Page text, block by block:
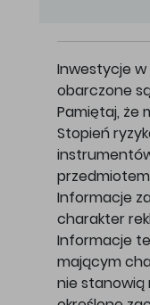
Inwestycje
obarczone
Pamiętaj, że
Stopień
Informacje
charakter
Informacje
mającym
nie stanowią